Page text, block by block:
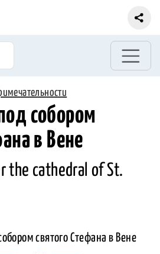
собором
в Вене
the cathedral of St.